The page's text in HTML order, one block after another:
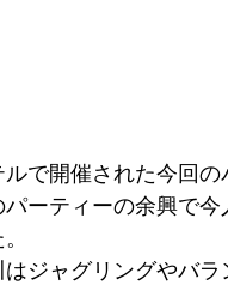
で開催された今回
ーティーの余興で
ジャグリングやバ